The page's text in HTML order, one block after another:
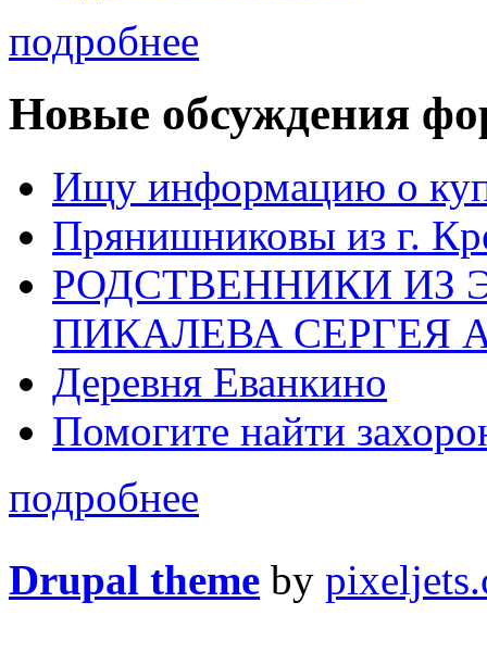
подробнее
Новые обсуждения
Ищу информацию о
Прянишниковы из г.
РОДСТВЕННИКИ ИЗ
ПИКАЛЕВА СЕРГЕЯ
Деревня Еванкино
Помогите найти
подробнее
Drupal theme by